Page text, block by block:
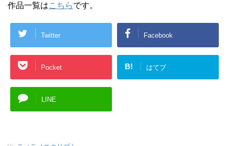
作品一覧はこちらです。
Twitter Facebook
Pocket B! はてブ
LINE